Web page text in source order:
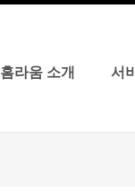
홈라움 소개 서